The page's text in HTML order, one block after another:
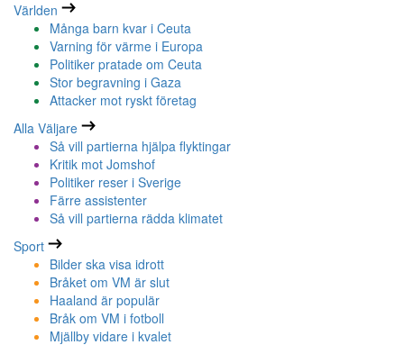
Världen
Många barn kvar i Ceuta
Varning för värme i Europa
Politiker pratade om Ceuta
Stor begravning i Gaza
Attacker mot ryskt företag
Alla Väljare
Så vill partierna hjälpa flyktingar
Kritik mot Jomshof
Politiker reser i Sverige
Färre assistenter
Så vill partierna rädda klimatet
Sport
Bilder ska visa idrott
Bråket om VM är slut
Haaland är populär
Bråk om VM i fotboll
Mjällby vidare i kvalet